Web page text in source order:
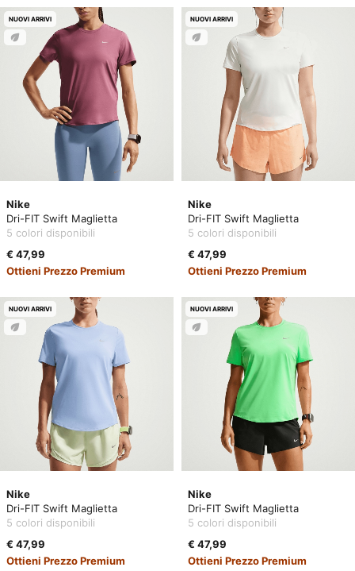
Nike
Dri-FIT Swift Maglietta
5 colori disponibili
€ 47,99
Ottieni Prezzo Premium
NUOVI ARRIVI
Nike
Dri-FIT Swift Maglietta
5 colori disponibili
€ 47,99
Ottieni Prezzo Premium
NUOVI ARRIVI
Nike
Dri-FIT Swift Maglietta
5 colori disponibili
€ 47,99
Ottieni Prezzo Premium
NUOVI ARRIVI
Nike
Dri-FIT Swift Maglietta
5 colori disponibili
€ 47,99
Ottieni Prezzo Premium
NUOVI ARRIVI